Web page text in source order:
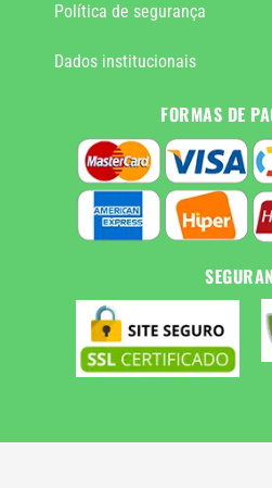
Política de segurança
Dados institucionais
FORMAS DE